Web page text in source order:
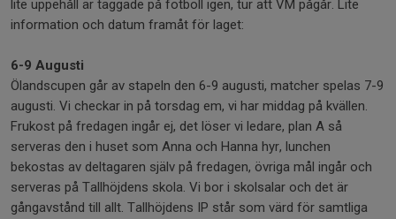
lite uppehåll är taggade på fotboll igen, tur att VM pågår. Lite
information och datum framåt för laget:
6-9 Augusti
Ölandscupen går av stapeln den 6-9 augusti, matcher spelas 7-9
augusti. Vi checkar in på torsdag em, vi har middag på kvällen.
Frukost på fredagen ingår ej, det löser vi ledare, plan A så
serveras den i huset som Anna och Hanna hyr, lunchen
bekostas av deltagaren själv på fredagen, övriga mål ingår och
serveras på Tallhöjdens skola. Vi bor i skolsalar och det är
gångavstånd till allt. Tallhöjdens IP står som värd för samtliga